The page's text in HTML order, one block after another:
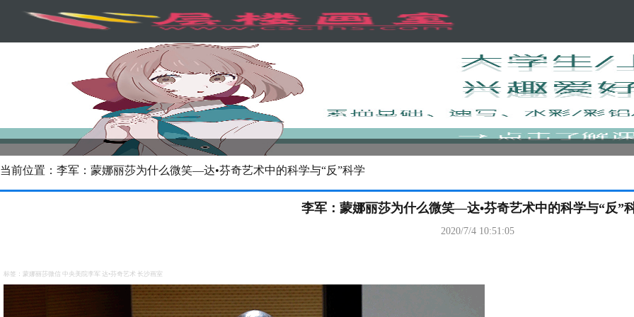
当前位置：李军：蒙娜丽莎为什么微笑—达•芬奇艺术中的科学与“反”科学
李军：蒙娜丽莎为什么微笑—达•芬奇艺术中的科学与“反”
2020/7/4 10:51:05
标签：蒙娜丽莎微信 中央美院李军 达•芬奇艺术 长沙画室